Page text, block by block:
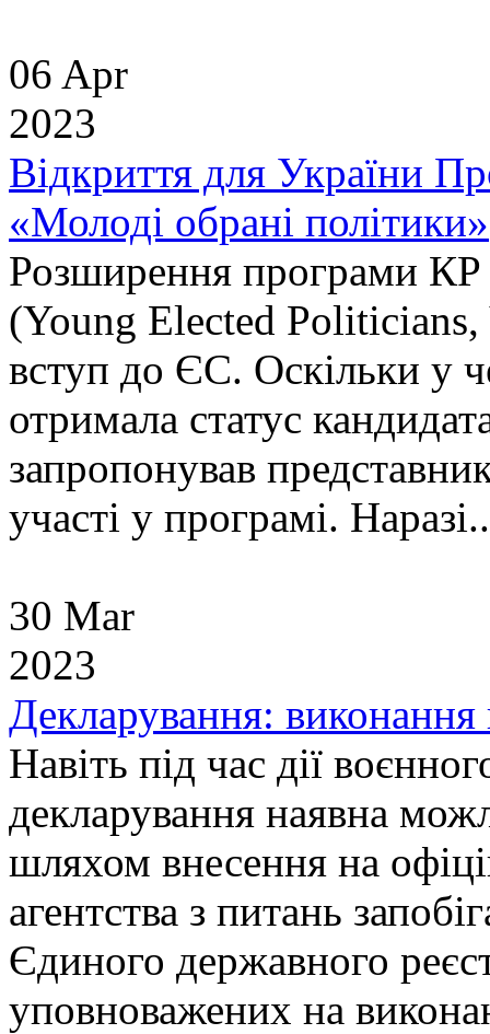
06 Apr
2023
Відкриття для України
«Молоді обрані політики»
Розширення програми КР
(Young Elected Politicians,
вступ до ЄС. Оскільки у
отримала статус
запропонував
участі у програмі.
30 Mar
2023
Декларування:
Навіть під час дії
декларування наявна
шляхом внесення на
агентства з питань
Єдиного державного
уповноважених на